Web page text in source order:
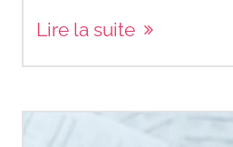
Lire la suite